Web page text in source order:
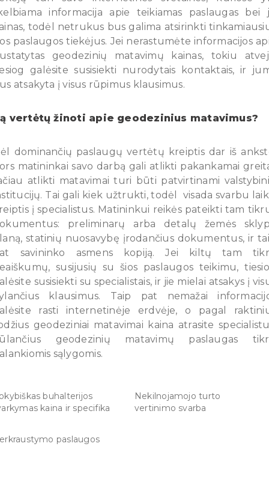
informacija apie teikiamas paslaugas bei
todėl netrukus bus galima atsirinkti
paslaugos tiekėjus. Jei nerastumėte informacijos
geodezinių matavimų kainas, tokiu
galėsite susisiekti nurodytais kontaktais, ir
atsakyta į visus rūpimus klausimus.
vertėtų žinoti apie geodezinius matavimus?
dominančių paslaugų vertėtų kreiptis dar iš
matininkai savo darbą gali atlikti pakankamai
atlikti matavimai turi būti patvirtinami
Tai gali kiek užtrukti, todėl visada svarbu
į specialistus. Matininkui reikės pateikti tam
preliminarų arba detalų žemės
statinių nuosavybę įrodančius dokumentus, ir
savininko asmens kopiją. Jei kiltų tam
susijusių su šios paslaugos teikimu,
susisiekti su specialistais, ir jie mielai atsakys į
klausimus. Taip pat nemažai
rasti internetinėje erdvėje, o pagal
geodeziniai matavimai kaina atrasite
geodezinių matavimų paslaugas
sąlygomis.
buhalterijos
kaina ir specifika
Nekilnojamojo turto
vertinimo svarba
paslaugos